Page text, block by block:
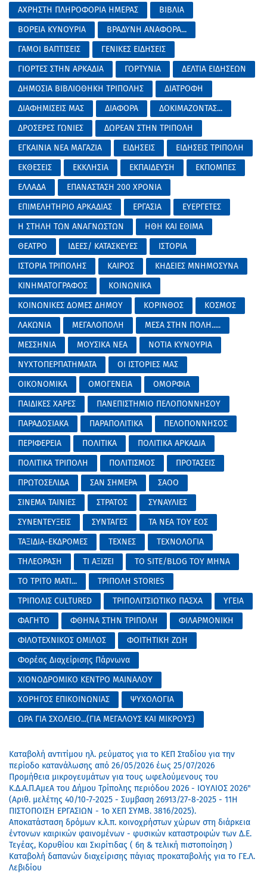
ΑΧΡΗΣΤΗ ΠΛΗΡΟΦΟΡΙΑ ΗΜΕΡΑΣ
ΒΙΒΛΙΑ
ΒΟΡΕΙΑ ΚΥΝΟΥΡΙΑ
ΒΡΑΔΥΝΗ ΑΝΑΦΟΡΑ...
ΓΑΜΟΙ ΒΑΠΤΙΣΕΙΣ
ΓΕΝΙΚΕΣ ΕΙΔΗΣΕΙΣ
ΓΙΟΡΤΕΣ ΣΤΗΝ ΑΡΚΑΔΙΑ
ΓΟΡΤΥΝΙΑ
ΔΕΛΤΙΑ ΕΙΔΗΣΕΩΝ
ΔΗΜΟΣΙΑ ΒΙΒΛΙΟΘΗΚΗ ΤΡΙΠΟΛΗΣ
ΔΙΑΤΡΟΦΗ
ΔΙΑΦΗΜΙΣΕΙΣ ΜΑΣ
ΔΙΑΦΟΡΑ
ΔΟΚΙΜΑΖΟΝΤΑΣ...
ΔΡΟΣΕΡΕΣ ΓΩΝΙΕΣ
ΔΩΡΕΑΝ ΣΤΗΝ ΤΡΙΠΟΛΗ
ΕΓΚΑΙΝΙΑ ΝΕΑ ΜΑΓΑΖΙΑ
ΕΙΔΗΣΕΙΣ
ΕΙΔΗΣΕΙΣ ΤΡΙΠΟΛΗ
ΕΚΘΕΣΕΙΣ
ΕΚΚΛΗΣΙΑ ΕΚΠΑΙΔΕΥΣΗ
ΕΚΠΟΜΠΕΣ
ΕΛΛΑΔΑ
ΕΠΑΝΑΣΤΑΣΗ 200 ΧΡΟΝΙΑ
ΕΠΙΜΕΛΗΤΗΡΙΟ ΑΡΚΑΔΙΑΣ
ΕΡΓΑΣΙΑ
ΕΥΕΡΓΕΤΕΣ
Η ΣΤΗΛΗ ΤΩΝ ΑΝΑΓΝΩΣΤΩΝ
ΗΘΗ ΚΑΙ ΕΘΙΜΑ
ΘΕΑΤΡΟ
ΙΔΕΕΣ/ ΚΑΤΑΣΚΕΥΕΣ
ΙΣΤΟΡΙΑ
ΙΣΤΟΡΙΑ ΤΡΙΠΟΛΗΣ
ΚΑΙΡΟΣ
ΚΗΔΕΙΕΣ ΜΝΗΜΟΣΥΝΑ
ΚΙΝΗΜΑΤΟΓΡΑΦΟΣ
ΚΟΙΝΩΝΙΚΑ
ΚΟΙΝΩΝΙΚΕΣ ΔΟΜΕΣ ΔΗΜΟΥ
ΚΟΡΙΝΘΟΣ
ΚΟΣΜΟΣ
ΛΑΚΩΝΙΑ
ΜΕΓΑΛΟΠΟΛΗ
ΜΕΣΑ ΣΤΗΝ ΠΟΛΗ.....
ΜΕΣΣΗΝΙΑ
ΜΟΥΣΙΚΑ ΝΕΑ
ΝΟΤΙΑ ΚΥΝΟΥΡΙΑ
ΝΥΧΤΟΠΕΡΠΑΤΗΜΑΤΑ
ΟΙ ΙΣΤΟΡΙΕΣ ΜΑΣ
ΟΙΚΟΝΟΜΙΚΑ
ΟΜΟΓΕΝΕΙΑ
ΟΜΟΡΦΙΑ
ΠΑΙΔΙΚΕΣ ΧΑΡΕΣ
ΠΑΝΕΠΙΣΤΗΜΙΟ ΠΕΛΟΠΟΝΝΗΣΟΥ
ΠΑΡΑΔΟΣΙΑΚΑ
ΠΑΡΑΠΟΛΙΤΙΚΑ
ΠΕΛΟΠΟΝΝΗΣΟΣ
ΠΕΡΙΦΕΡΕΙΑ
ΠΟΛΙΤΙΚΑ
ΠΟΛΙΤΙΚΑ ΑΡΚΑΔΙΑ
ΠΟΛΙΤΙΚΑ ΤΡΙΠΟΛΗ
ΠΟΛΙΤΙΣΜΟΣ
ΠΡΟΤΑΣΕΙΣ
ΠΡΩΤΟΣΕΛΙΔΑ
ΣΑΝ ΣΗΜΕΡΑ
ΣΑΟΟ
ΣΙΝΕΜΑ ΤΑΙΝΙΕΣ
ΣΤΡΑΤΟΣ
ΣΥΝΑΥΛΙΕΣ
ΣΥΝΕΝΤΕΥΞΕΙΣ
ΣΥΝΤΑΓΕΣ
ΤΑ ΝΕΑ ΤΟΥ ΕΟΣ
ΤΑΞΙΔΙΑ-ΕΚΔΡΟΜΕΣ
ΤΕΧΝΕΣ
ΤΕΧΝΟΛΟΓΙΑ
ΤΗΛΕΟΡΑΣΗ
ΤΙ ΑΞΙΖΕΙ
ΤΟ SITE/BLOG ΤΟΥ ΜΗΝΑ
ΤΟ ΤΡΙΤΟ ΜΑΤΙ...
ΤΡΙΠΟΛΗ STORIES
ΤΡΙΠΟΛΙΣ CULTURED
ΤΡΙΠΟΛΙΤΣΙΩΤΙΚΟ ΠΑΣΧΑ
ΥΓΕΙΑ
ΦΑΓΗΤΟ
ΦΘΗΝΑ ΣΤΗΝ ΤΡΙΠΟΛΗ
ΦΙΛΑΡΜΟΝΙΚΗ
ΦΙΛΟΤΕΧΝΙΚΟΣ ΟΜΙΛΟΣ
ΦΟΙΤΗΤΙΚΗ ΖΩΗ
Φορέας Διαχείρισης Πάρνωνα
ΧΙΟΝΟΔΡΟΜΙΚΟ ΚΕΝΤΡΟ ΜΑΙΝΑΛΟΥ
ΧΟΡΗΓΟΣ ΕΠΙΚΟΙΝΩΝΙΑΣ
ΨΥΧΟΛΟΓΙΑ
ΩΡΑ ΓΙΑ ΣΧΟΛΕΙΟ...(ΓΙΑ ΜΕΓΑΛΟΥΣ ΚΑΙ ΜΙΚΡΟΥΣ)
Καταβολή αντιτίμου ηλ. ρεύματος για το ΚΕΠ Σταδίου για την
περίοδο κατανάλωσης από 26/05/2026 έως 25/07/2026
Προμήθεια μικρογευμάτων για τους ωφελούμενους του
Κ.Δ.Α.Π.ΑμεΑ του Δήμου Τρίπολης περιόδου 2026 - IOYΛΙΟΣ 2026"
(Αριθ. μελέτης 40/10-7-2025 - Συμβαση 26913/27-8-2025 - 11Η
ΠΙΣΤΟΠΟΙΣΗ ΕΡΓΑΣΙΩΝ - 1ο ΧΕΠ ΣΥΜΒ. 3816/2025).
Αποκατάσταση δρόμων κ.λ.π. κοινοχρήστων χώρων στη διάρκεια
έντονων καιρικών φαινομένων - φυσικών καταστροφών των Δ.Ε.
Τεγέας, Κορυθίου και Σκιρίτιδας ( 6η & τελική πιστοποίηση )
Καταβολή δαπανών διαχείρισης πάγιας προκαταβολής για το ΓΕ.Λ.
Λεβιδίου